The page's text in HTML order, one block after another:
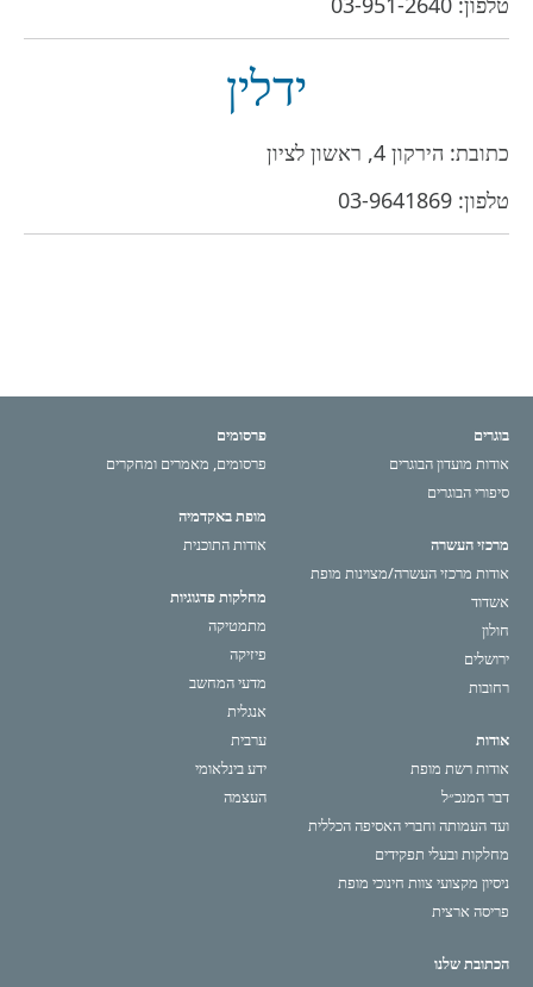
ידלין
כתובת: הירקון 4, ראשון לציון
טלפון: 03-9641869
פרסומים
פרסומים, מאמרים ומחקרים
בוגרים
אודות מועדון הבוגרים
סיפורי הבוגרים
מופת באקדמיה
אודות התוכנית
מרכזי העשרה
אודות מרכזי העשרה/מצוינות מופת
אשדוד
חולון
ירושלים
רחובות
מחלקות פדגוגיות
מתמטיקה
פיזיקה
מדעי המחשב
אנגלית
ערבית
ידע בינלאומי
העצמה
אודות
אודות רשת מופת
דבר המנכ״ל
ועד העמותה וחברי האסיפה הכללית
מחלקות ובעלי תפקידים
ניסיון מקצועי צוות חינוכי מופת
פריסה ארצית
הכתובת שלנו